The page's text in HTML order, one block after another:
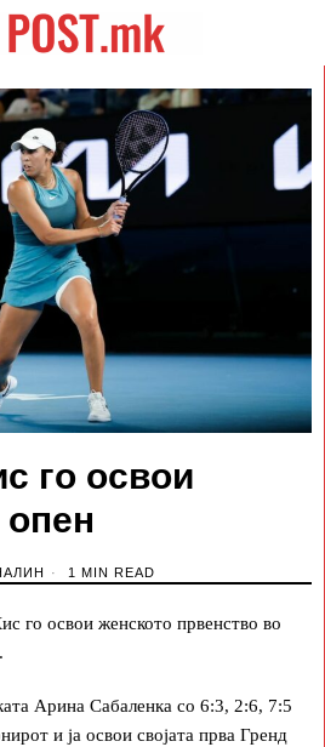
го освои
опен
1 MIN READ
го освои женското првенство во
Арина Сабаленка со 6:3, 2:6, 7:5
и ја освои својата прва Гренд